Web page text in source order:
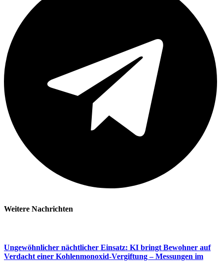
Weitere Nachrichten​
Ungewöhnlicher nächtlicher Einsatz: KI bringt Bewohner auf
Verdacht einer Kohlenmonoxid-Vergiftung – Messungen im